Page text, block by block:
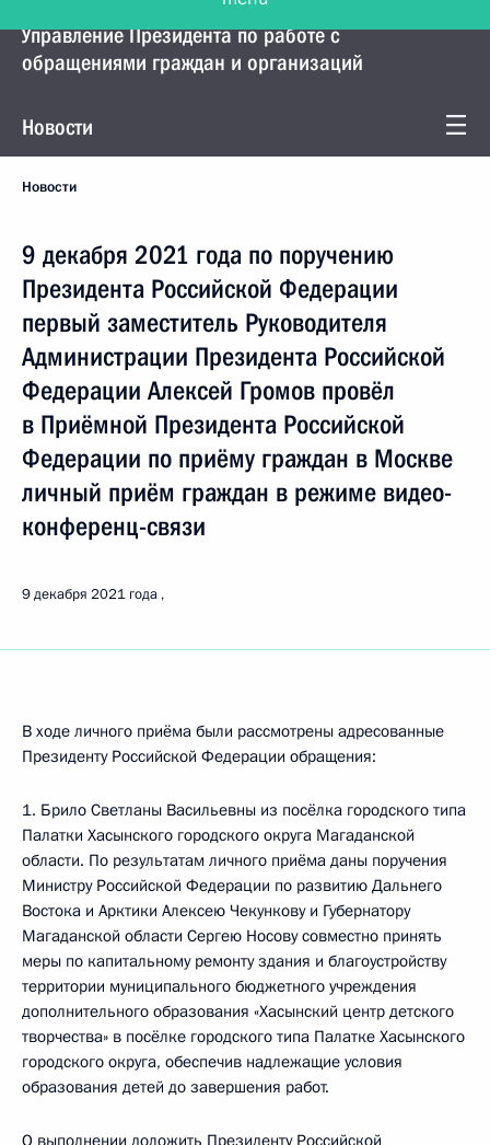
Управление Президента по работе с
обращениями граждан и организаций
Новости
Новости
9 декабря 2021 года по поручению
Президента Российской Федерации
первый заместитель Руководителя
Администрации Президента Российской
Федерации Алексей Громов провёл
в Приёмной Президента Российской
Федерации по приёму граждан в Москве
личный приём граждан в режиме видео-
конференц-связи
9 декабря 2021 года
В ходе личного приёма были рассмотрены адресованные
Президенту Российской Федерации обращения:
1. Брило Светланы Васильевны из посёлка городского типа
Палатки Хасынского городского округа Магаданской
области. По результатам личного приёма даны поручения
Министру Российской Федерации по развитию Дальнего
Востока и Арктики Алексею Чекункову и Губернатору
Магаданской области Сергею Носову совместно принять
меры по капитальному ремонту здания и благоустройству
территории муниципального бюджетного учреждения
дополнительного образования «Хасынский центр детского
творчества» в посёлке городского типа Палатке Хасынского
городского округа, обеспечив надлежащие условия
образования детей до завершения работ.
О выполнении доложить Президенту Российской